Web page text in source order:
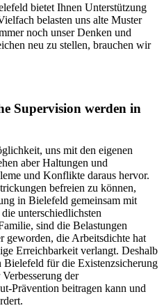
bietet Ihnen Unterstützung
belasten uns alte Muster
noch unser Denken und
neu zu stellen, brauchen wir
Supervision werden in
uns mit den eigenen
aber Haltungen und
und Konflikte daraus hervor.
befreien zu können,
in Bielefeld gemeinsam mit
unterschiedlichsten
sind die Belastungen
geworden, die Arbeitsdichte hat
Erreichbarkeit verlangt. Deshalb
für die Existenzsicherung
der
Prävention beitragen kann und